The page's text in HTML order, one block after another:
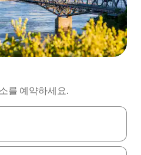
를 예약하세요.
키를 사용하거나 터치 또는 스와이